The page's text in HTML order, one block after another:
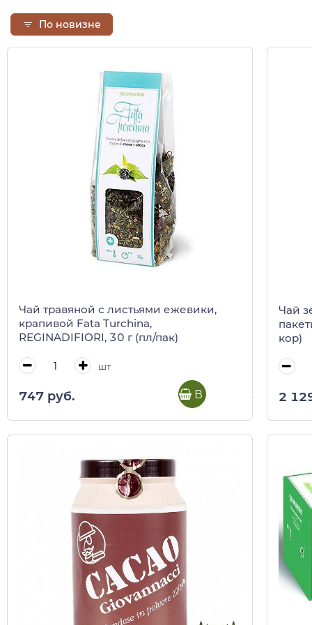
По новизне
Чай травяной с листьями ежевики,
крапивой Fata Turchina,
REGINADIFIORI, 30 г (пл/пак)
шт
747 руб. В корзину
Чай
кор)
2